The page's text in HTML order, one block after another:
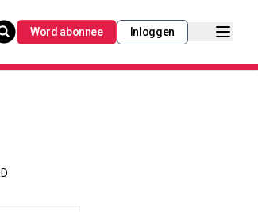
Word abonnee Inloggen